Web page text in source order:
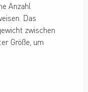
Anzahl
Das
zwischen
Größe, um